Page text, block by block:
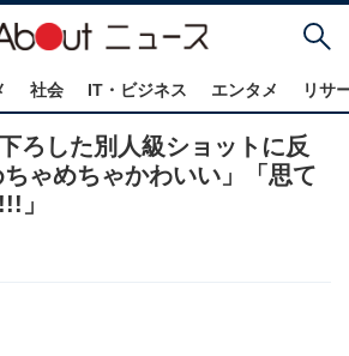
社会 IT・ビジネス エンタメ リサ
ろした別人級ショットに反
ゃめちゃかわいい」「思て
」